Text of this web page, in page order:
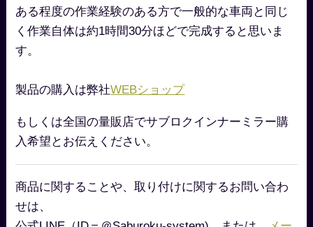
ある程度の作業経験のある方で一般的な車両と同じ
く作業自体は約1時間30分ほどで完成すると思いま
す。
製品の購入は弊社WEBショップ
もしくは全国の量販店でサブロクインナーミラー購
入希望とお伝えください。
商品に関することや、取り付けに関するお問い合わ
せは、